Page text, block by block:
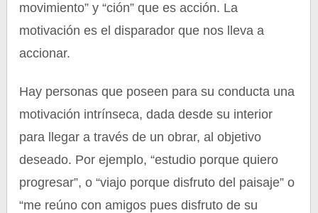
movimiento” y “ción” que es acción. La
motivación es el disparador que nos lleva a
accionar.
Hay personas que poseen para su conducta una
motivación intrínseca, dada desde su interior
para llegar a través de un obrar, al objetivo
deseado. Por ejemplo, “estudio porque quiero
progresar”, o “viajo porque disfruto del paisaje” o
“me reúno con amigos pues disfruto de su